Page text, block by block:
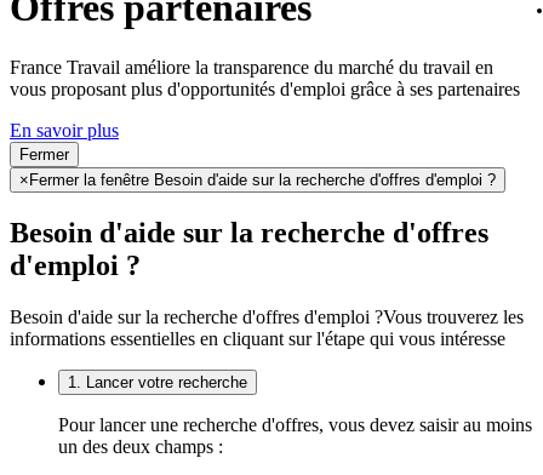
France Travail améliore la transparence du marché du travail en
vous proposant plus d'opportunités d'emploi grâce à ses partenaires
En savoir plus
Fermer
× Fermer la fenêtre Besoin d'aide sur la recherche d'offres d'emploi ?
Besoin d'aide sur la recherche d'offres
d'emploi ?
Besoin d'aide sur la recherche d'offres d'emploi ?Vous trouverez les
informations essentielles en cliquant sur l'étape qui vous intéresse
1. Lancer votre recherche
Pour lancer une recherche d'offres, vous devez saisir au moins
un des deux champs :